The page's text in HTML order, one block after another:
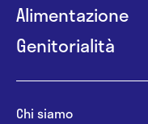
Alimentazione
Genitorialità
Chi siamo